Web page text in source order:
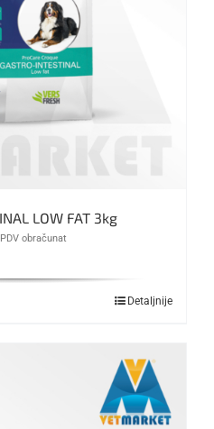
LOW FAT 3kg
obračunat
Detaljnije